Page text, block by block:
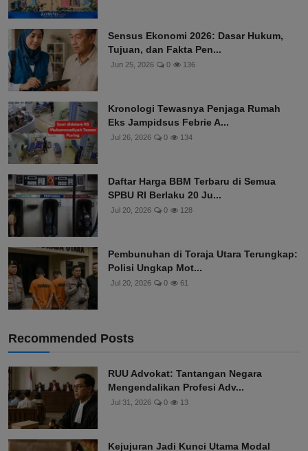
Sensus Ekonomi 2026: Dasar Hukum,
Tujuan, dan Fakta Pen...
Jun 25, 2026 0 136
Kronologi Tewasnya Penjaga Rumah
Eks Jampidsus Febrie A...
Jul 26, 2026 0 134
Daftar Harga BBM Terbaru di Semua
SPBU RI Berlaku 20 Ju...
Jul 20, 2026 0 128
Pembunuhan di Toraja Utara Terungkap:
Polisi Ungkap Mot...
Jul 20, 2026 0 61
Recommended Posts
RUU Advokat: Tantangan Negara
Mengendalikan Profesi Adv...
Jul 31, 2026 0 13
Kejujuran Jadi Kunci Utama Modal